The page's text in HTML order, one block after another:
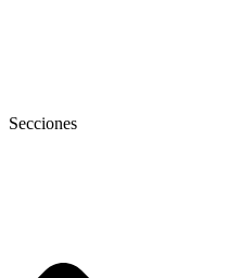
Secciones